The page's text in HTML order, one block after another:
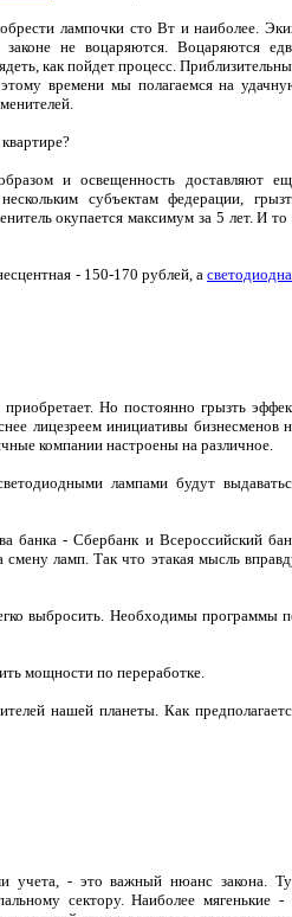
лампочки сто Вт и наиболее.
не воцаряются. Воцаряются
как пойдет процесс.
времени мы полагаемся на
и освещенность доставляют
субъектам федерации,
окупается максимум за 5 лет. И то
- 150-170 рублей, а
Но постоянно грызть
лицезреем инициативы бизнесменов
компании настроены на различное.
лампами будут
банка -Сбербанк и Всероссийский
ламп. Так что этакая мысль
выбросить. Необходимы программы
мощности по переработке.
нашей планеты. Как
учета, - это важный нюанс закона.
сектору. Наиболее мягенькие -